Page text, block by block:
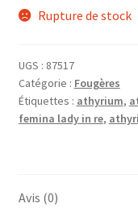
Rupture de stock
UGS : 87517
Catégorie : Fougères
Étiquettes : athyrium,
femina lady in re,
Avis (0)